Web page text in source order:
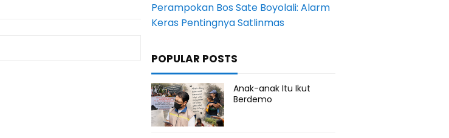
Perampokan Bos Sate Boyolali: Alarm
Keras Pentingnya Satlinmas
POPULAR POSTS
Anak-anak Itu Ikut
Berdemo